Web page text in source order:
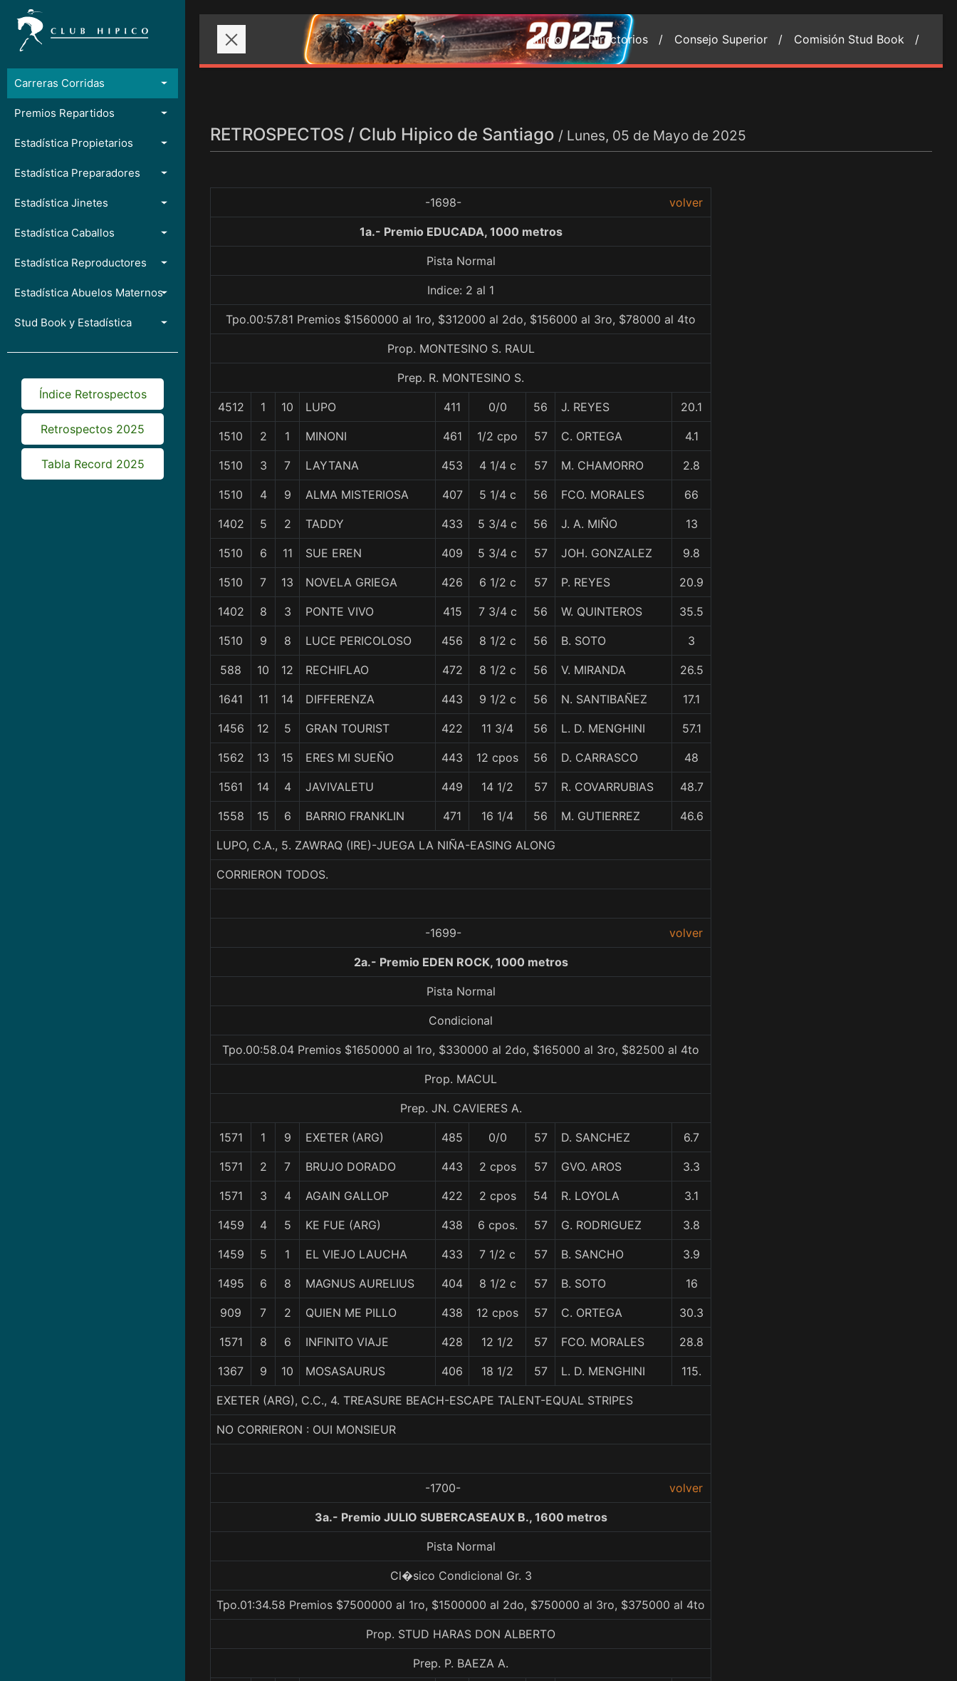
Carreras Corridas
Premios Repartidos
Estadística Propietarios
Estadística Preparadores
Estadística Jinetes
Estadística Caballos
Estadística Reproductores
Estadística Abuelos Maternos
Stud Book y Estadística
Índice Retrospectos
Retrospectos 2025
Tabla Record 2025
Inicio / Directorios / Consejo Superior / Comisión Stud Book /
RETROSPECTOS / Club Hipico de Santiago / Lunes, 05 de Mayo de 2025
-1698- volver
1a.- Premio EDUCADA, 1000 metros
Pista Normal
Indice: 2 al 1
Tpo.00:57.81 Premios $1560000 al 1ro, $312000 al 2do, $156000 al 3ro, $78000 al 4to
Prop. MONTESINO S. RAUL
Prep. R. MONTESINO S.
4512 1 10 LUPO 411 0/0 56 J. REYES 20.1
1510 2 1 MINONI 461 1/2 cpo 57 C. ORTEGA 4.1
1510 3 7 LAYTANA 453 4 1/4 c 57 M. CHAMORRO 2.8
1510 4 9 ALMA MISTERIOSA 407 5 1/4 c 56 FCO. MORALES 66
1402 5 2 TADDY 433 5 3/4 c 56 J. A. MIÑO 13
1510 6 11 SUE EREN 409 5 3/4 c 57 JOH. GONZALEZ 9.8
1510 7 13 NOVELA GRIEGA 426 6 1/2 c 57 P. REYES 20.9
1402 8 3 PONTE VIVO 415 7 3/4 c 56 W. QUINTEROS 35.5
1510 9 8 LUCE PERICOLOSO 456 8 1/2 c 56 B. SOTO 3
588 10 12 RECHIFLAO 472 8 1/2 c 56 V. MIRANDA 26.5
1641 11 14 DIFFERENZA 443 9 1/2 c 56 N. SANTIBAÑEZ 17.1
1456 12 5 GRAN TOURIST 422 11 3/4 56 L. D. MENGHINI 57.1
1562 13 15 ERES MI SUEÑO 443 12 cpos 56 D. CARRASCO 48
1561 14 4 JAVIVALETU 449 14 1/2 57 R. COVARRUBIAS 48.7
1558 15 6 BARRIO FRANKLIN 471 16 1/4 56 M. GUTIERREZ 46.6
LUPO, C.A., 5. ZAWRAQ (IRE)-JUEGA LA NIÑA-EASING ALONG
CORRIERON TODOS.
-1699- volver
2a.- Premio EDEN ROCK, 1000 metros
Pista Normal
Condicional
Tpo.00:58.04 Premios $1650000 al 1ro, $330000 al 2do, $165000 al 3ro, $82500 al 4to
Prop. MACUL
Prep. JN. CAVIERES A.
1571 1 9 EXETER (ARG) 485 0/0 57 D. SANCHEZ 6.7
1571 2 7 BRUJO DORADO 443 2 cpos 57 GVO. AROS 3.3
1571 3 4 AGAIN GALLOP 422 2 cpos 54 R. LOYOLA 3.1
1459 4 5 KE FUE (ARG) 438 6 cpos. 57 G. RODRIGUEZ 3.8
1459 5 1 EL VIEJO LAUCHA 433 7 1/2 c 57 B. SANCHO 3.9
1495 6 8 MAGNUS AURELIUS 404 8 1/2 c 57 B. SOTO 16
909 7 2 QUIEN ME PILLO 438 12 cpos 57 C. ORTEGA 30.3
1571 8 6 INFINITO VIAJE 428 12 1/2 57 FCO. MORALES 28.8
1367 9 10 MOSASAURUS 406 18 1/2 57 L. D. MENGHINI 115.
EXETER (ARG), C.C., 4. TREASURE BEACH-ESCAPE TALENT-EQUAL STRIPES
NO CORRIERON : OUI MONSIEUR
-1700- volver
3a.- Premio JULIO SUBERCASEAUX B., 1600 metros
Pista Normal
Cl�sico Condicional Gr. 3
Tpo.01:34.58 Premios $7500000 al 1ro, $1500000 al 2do, $750000 al 3ro, $375000 al 4to
Prop. STUD HARAS DON ALBERTO
Prep. P. BAEZA A.